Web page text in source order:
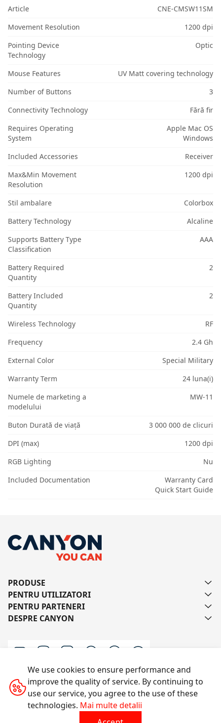
Article
CNE-CMSW11SM
Movement Resolution
1200 dpi
Pointing Device
Technology
Optic
Mouse Features
UV Matt covering technology
Number of Buttons
3
Connectivity Technology
Fără fir
Requires Operating
System
Apple Mac OS
Windows
Included Accessories
Receiver
Max&Min Movement
Resolution
1200 dpi
Stil ambalare
Colorbox
Battery Technology
Alcaline
Supports Battery Type
Classification
AAA
Battery Required
Quantity
2
Battery Included
Quantity
2
Wireless Technology
RF
Frequency
2.4 Gh
External Color
Special Military
Warranty Term
24 luna(i)
Numele de marketing a
modelului
MW-11
Buton Durată de viață
3 000 000 de clicuri
DPI (max)
1200 dpi
RGB Lighting
Nu
Included Documentation
Warranty Card
Quick Start Guide
PRODUSE
PENTRU UTILIZATORI
PENTRU PARTENERI
DESPRE CANYON
Scrie-ne
We use cookies to ensure performance and
improve the quality of service. By continuing to
use our service, you agree to the use of these
technologies. Mai multe detalii